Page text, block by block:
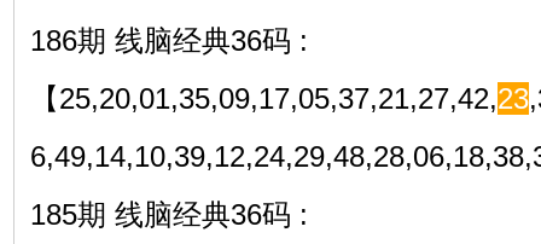
186期 线脑经典36码 :
【25,20,01,35,09,17,05,37,21,27,42,23
185期 线脑经典36码 :